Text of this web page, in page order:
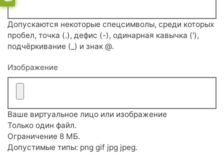
Допускаются некоторые спецсимволы, среди которых
пробел, точка (.), дефис (-), одинарная кавычка ('),
подчёркивание (_) и знак @.
Изображение
Ваше виртуальное лицо или изображение
Только один файл.
Ограничение 8 МБ.
Допустимые типы: png gif jpg jpeg.